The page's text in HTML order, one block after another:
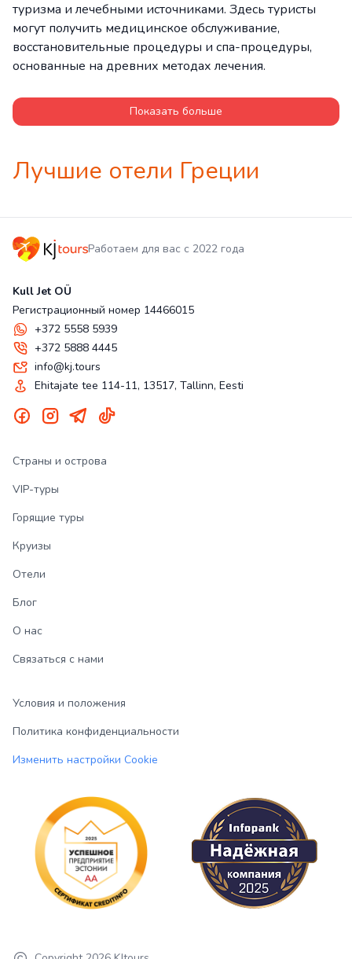
туризма и лечебными источниками. Здесь туристы
могут получить медицинское обслуживание,
восстановительные процедуры и спа-процедуры,
основанные на древних методах лечения.
Показать больше
Лучшие отели Греции
Работаем для вас с 2022 года
Kull Jet OÜ
Регистрационный номер 14466015
+372 5558 5939
+372 5888 4445
info@kj.tours
Ehitajate tee 114-11, 13517, Tallinn, Eesti
Страны и острова
VIP-туры
Горящие туры
Круизы
Отели
Блог
О нас
Связаться с нами
Условия и положения
Политика конфиденциальности
Изменить настройки Cookie